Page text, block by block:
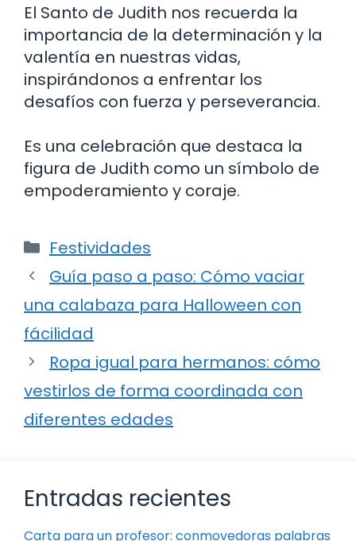
El Santo de Judith nos recuerda la
importancia de la determinación y la
valentía en nuestras vidas,
inspirándonos a enfrentar los
desafíos con fuerza y ​​perseverancia.
Es una celebración que destaca la
figura de Judith como un símbolo de
empoderamiento y coraje.
Categorías
Festividades
Guía paso a paso: Cómo vaciar
una calabaza para Halloween con
fácilidad
Ropa igual para hermanos: cómo
vestirlos de forma coordinada con
diferentes edades
Entradas recientes
Carta para un profesor: conmovedoras palabras